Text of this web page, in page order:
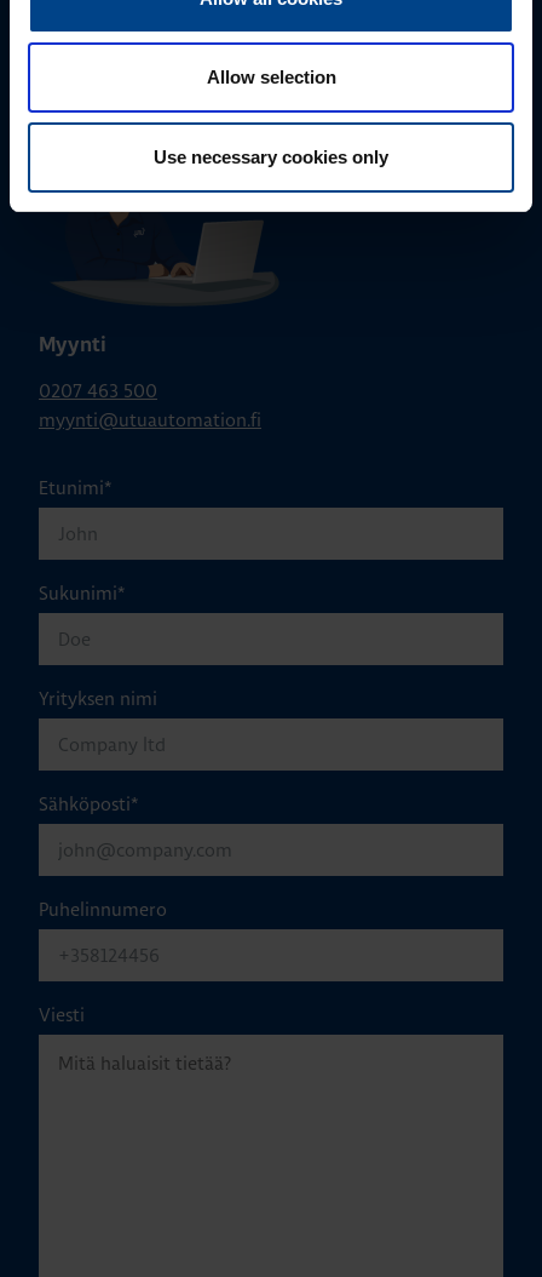
Allow selection
Use necessary cookies only
tuki@utuautomation.fi
Myynti
0207 463 500
myynti@utuautomation.fi
Etunimi*
Sukunimi*
Yrityksen nimi
Sähköposti*
Puhelinnumero
Viesti